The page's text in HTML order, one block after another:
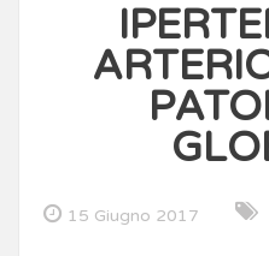
15 Giugno 2017